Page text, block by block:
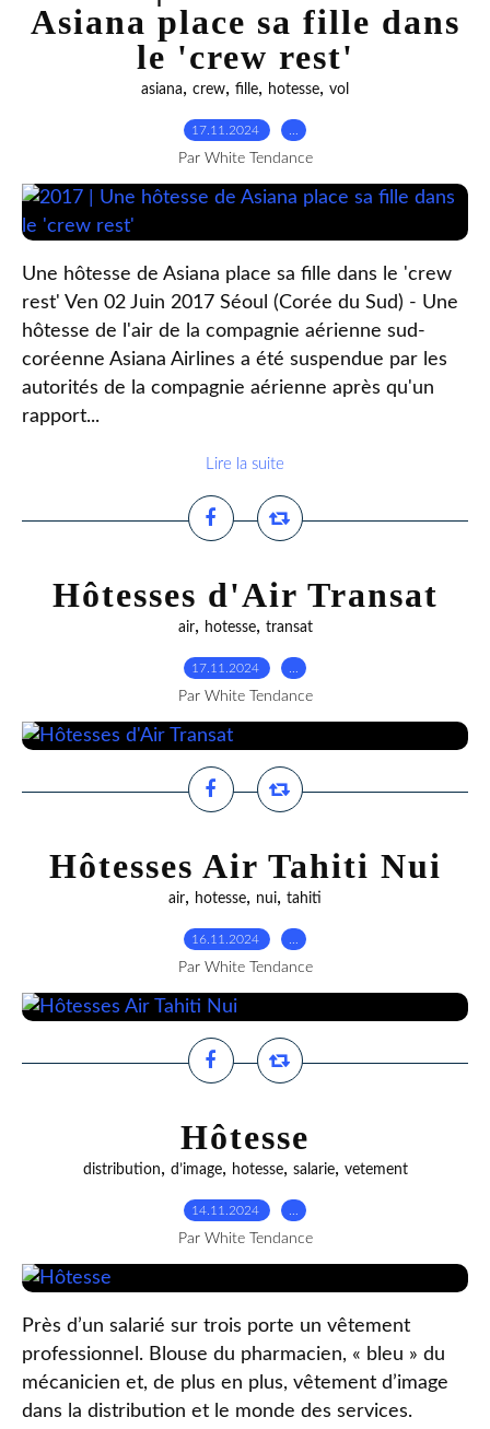
Asiana place sa fille dans
le 'crew rest'
asiana, crew, fille, hotesse, vol
17.11.2024
Par White Tendance
Une hôtesse de Asiana place sa fille dans le 'crew
rest' Ven 02 Juin 2017 Séoul (Corée du Sud) - Une
hôtesse de l'air de la compagnie aérienne sud-
coréenne Asiana Airlines a été suspendue par les
autorités de la compagnie aérienne après qu'un
rapport...
Lire la suite
Hôtesses d'Air Transat
air, hotesse, transat
17.11.2024
Par White Tendance
Hôtesses Air Tahiti Nui
air, hotesse, nui, tahiti
16.11.2024
Par White Tendance
Hôtesse
distribution, d’image, hotesse, salarie, vetement
14.11.2024
Par White Tendance
Près d’un salarié sur trois porte un vêtement
professionnel. Blouse du pharmacien, « bleu » du
mécanicien et, de plus en plus, vêtement d’image
dans la distribution et le monde des services.